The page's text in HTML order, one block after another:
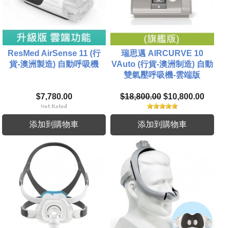
ResMed AirSense 11 (行
貨-澳洲製造) 自動呼吸機
$7,780.00
添加到購物車
瑞思邁 AIRCURVE 10
VAuto (行貨-澳洲制造) 自動
雙氣壓呼吸機-雲端版
$18,800.00 $10,800.00
添加到購物車